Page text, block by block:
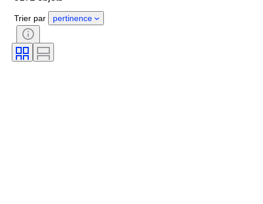
Pays d’origine
Genre
État
Époque
Couleur
Trier par pertinence